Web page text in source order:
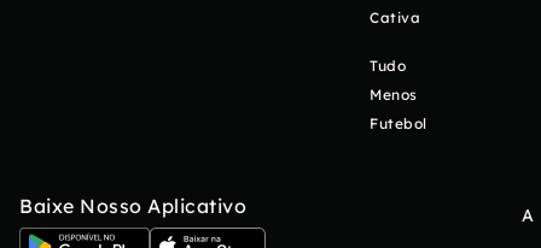
Cativa
Tudo
Menos
Futebol
Baixe Nosso Aplicativo
A